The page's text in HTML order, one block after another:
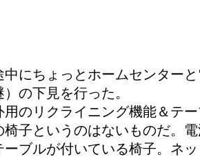
中にちょっとホームセンター
の下見を行った。
用のリクライニング機能＆テ
椅子というのはないものだ。
ーブルが付いている椅子。ネ